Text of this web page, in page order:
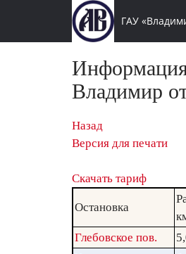
ГАУ
Информация
Владимир
Назад
Версия для печати
Скачать тариф
Остановка
Глебовское пов.